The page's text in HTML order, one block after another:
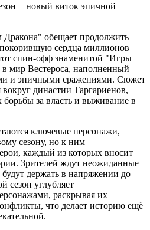
Дракона" обещает продолжить
сердца миллионов
спин-офф знаменитой "Игры
в мир Вестероса, наполненный
и эпичными сражениями. Сюжет
вокруг династии Таргариенов,
борьбы за власть и выживание в
ключевые персонажи,
сезону, но к ним
каждый из которых вносит
Зрителей ждут неожиданные
держать в напряжении до
сезон углубляет
раскрывая их
что делает историю ещё